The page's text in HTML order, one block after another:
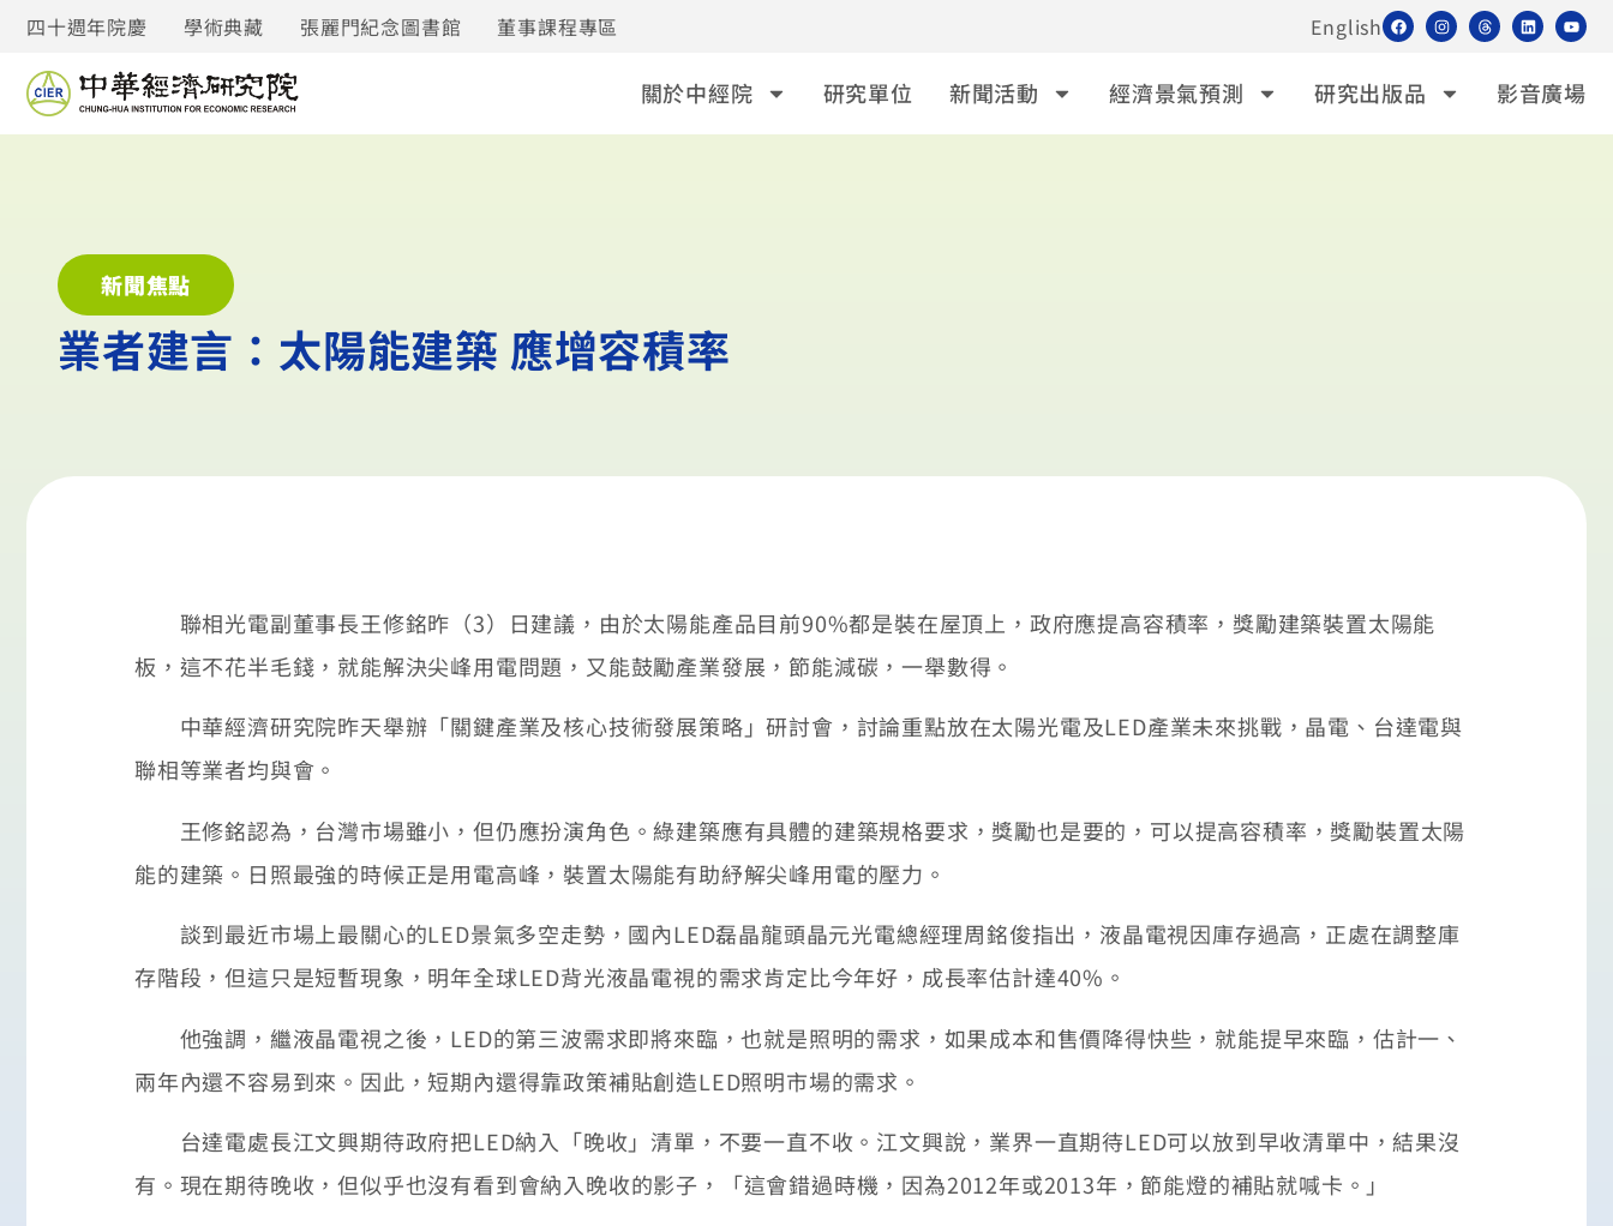
四十週年院慶 學術典藏 張麗門紀念圖書館 董事課程專區 English
關於中經院 研究單位 新聞活動 經濟景氣預測 研究出版品 影音廣場
新聞焦點
業者建言：太陽能建築 應增容積率
聯相光電副董事長王修銘昨（3）日建議，由於太陽能產品目前90%都是裝在屋頂上，政府應提高容積率，獎勵建築裝置太陽能
板，這不花半毛錢，就能解決尖峰用電問題，又能鼓勵產業發展，節能減碳，一舉數得。
中華經濟研究院昨天舉辦「關鍵產業及核心技術發展策略」研討會，討論重點放在太陽光電及LED產業未來挑戰，晶電、台達電與
聯相等業者均與會。
王修銘認為，台灣市場雖小，但仍應扮演角色。綠建築應有具體的建築規格要求，獎勵也是要的，可以提高容積率，獎勵裝置太陽
能的建築。日照最強的時候正是用電高峰，裝置太陽能有助紓解尖峰用電的壓力。
談到最近市場上最關心的LED景氣多空走勢，國內LED磊晶龍頭晶元光電總經理周銘俊指出，液晶電視因庫存過高，正處在調整庫
存階段，但這只是短暫現象，明年全球LED背光液晶電視的需求肯定比今年好，成長率估計達40%。
他強調，繼液晶電視之後，LED的第三波需求即將來臨，也就是照明的需求，如果成本和售價降得快些，就能提早來臨，估計一、
兩年內還不容易到來。因此，短期內還得靠政策補貼創造LED照明市場的需求。
台達電處長江文興期待政府把LED納入「晚收」清單，不要一直不收。江文興說，業界一直期待LED可以放到早收清單中，結果沒
有。現在期待晚收，但似乎也沒有看到會納入晚收的影子，「這會錯過時機，因為2012年或2013年，節能燈的補貼就喊卡。」